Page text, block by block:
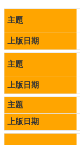
校
電
子
地
圖
後
台
登
入
雲
林
縣